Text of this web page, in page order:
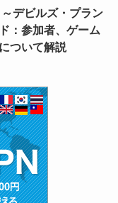
～デビルズ・プラン
：参加者、ゲーム
ついて解説